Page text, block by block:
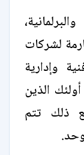
لشركات
وإدارية
الذين
ذلك تتم